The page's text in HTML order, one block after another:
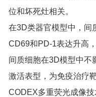
位和坏死灶相关。
在3D类器官模型中，间
CD69和PD-1表达升高
间质细胞在3D模型中不
激活表型，为免疫治疗
CODEX多重荧光成像